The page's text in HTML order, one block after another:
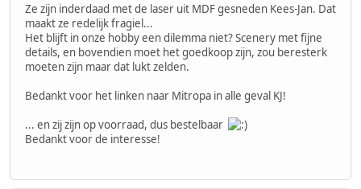
Ze zijn inderdaad met de laser uit MDF gesneden Kees-Jan. Dat
maakt ze redelijk fragiel...
Het blijft in onze hobby een dilemma niet? Scenery met fijne
details, en bovendien moet het goedkoop zijn, zou beresterk
moeten zijn maar dat lukt zelden.
Bedankt voor het linken naar Mitropa in alle geval KJ!
... en zij zijn op voorraad, dus bestelbaar
Bedankt voor de interesse!